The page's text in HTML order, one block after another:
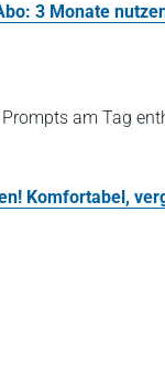
3 Monate
am Tag
Komfortabel,